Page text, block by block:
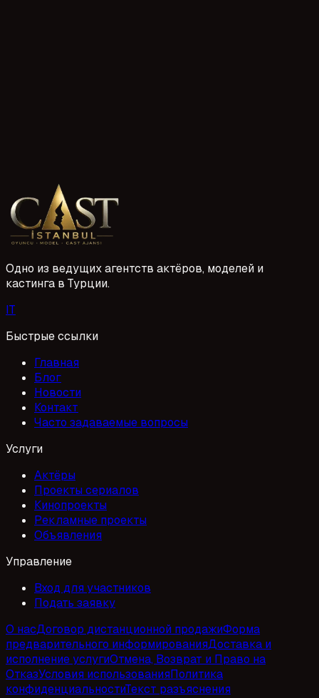
/1000 Отправить вопрос
Одно из ведущих агентств актёров, моделей и
кастинга в Турции.
IT
Быстрые ссылки
Главная
Блог
Новости
Контакт
Часто задаваемые вопросы
Услуги
Актёры
Проекты сериалов
Кинопроекты
Рекламные проекты
Объявления
Управление
Вход для участников
Подать заявку
О насДоговор дистанционной продажиФорма
предварительного информированияДоставка и
исполнение услугиОтмена, Возврат и Право на
ОтказУсловия использованияПолитика
конфиденциальностиТекст разъяснения